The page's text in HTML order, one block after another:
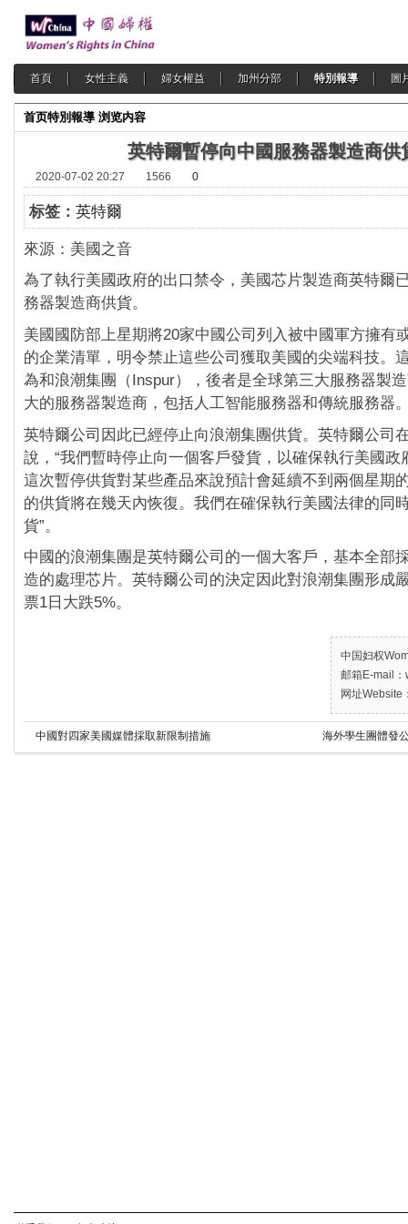
首頁 女性主義 婦女權益 加州分部 特別報導 圖
首页特別報導 浏览内容
英特爾暫停向中國服務器製造商供
2020-07-02 20:27 1566 0
标签： 英特爾
來源：美國之音
為了執行美國政府的出口禁令，美國芯片製造商英特爾
務器製造商供貨。
美國國防部上星期將20家中國公司列入被中國軍方擁有
的企業清單，明令禁止這些公司獲取美國的尖端科技。
為和浪潮集團（Inspur），後者是全球第三大服務器製
大的服務器製造商，包括人工智能服務器和傳統服務器
英特爾公司因此已經停止向浪潮集團供貨。英特爾公司
說，“我們暫時停止向一個客戶發貨，以確保執行美國政
這次暫停供貨對某些產品來說預計會延續不到兩個星期
的供貨將在幾天內恢復。我們在確保執行美國法律的同
貨”。
中國的浪潮集團是英特爾公司的一個大客戶，基本全部
造的處理芯片。英特爾公司的決定因此對浪潮集團形成
票1日大跌5%。
中国妇权
邮箱E-mail
网址Website
中國對四家美國媒體採取新限制措施 海外學生團體發